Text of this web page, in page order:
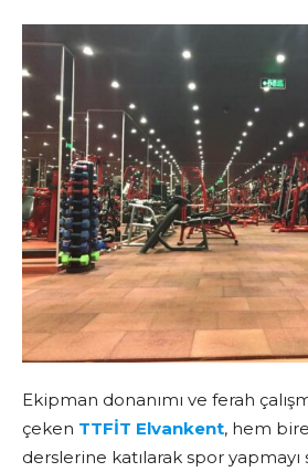
Ekipman donanımı ve ferah
çeken TTFİT Elvankent, hem
derslerine katılarak spor